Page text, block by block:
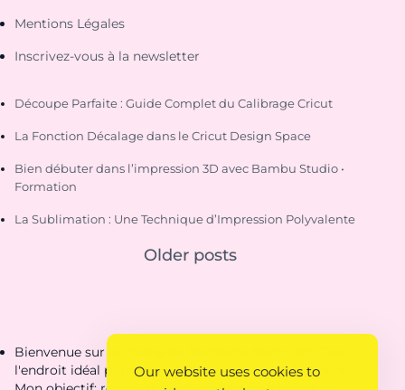
Mentions Légales
Inscrivez-vous à la newsletter
Découpe Parfaite : Guide Complet du Calibrage Cricut
La Fonction Décalage dans le Cricut Design Space
Bien débuter dans l’impression 3D avec Bambu Studio •
Formation
La Sublimation : Une Technique d’Impression Polyvalente
Older posts
Bienvenue sur la chaîne de Bricolage Mamy Kit C'est
l'endroit idéal pour découvrir des créations étonnantes.
Our website uses cookies to